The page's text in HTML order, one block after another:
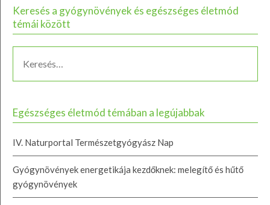
Keresés a gyógynövények és egészséges életmód
témái között
Egészséges életmód témában a legújabbak
IV. Naturportal Természetgyógyász Nap
Gyógynövények energetikája kezdőknek: melegítő és hűtő
gyógynövények